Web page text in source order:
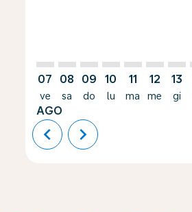
07
ve
AGO
08
sa
09
do
10
lu
11
ma
12
me
13
gi
chevron_left chevron_right